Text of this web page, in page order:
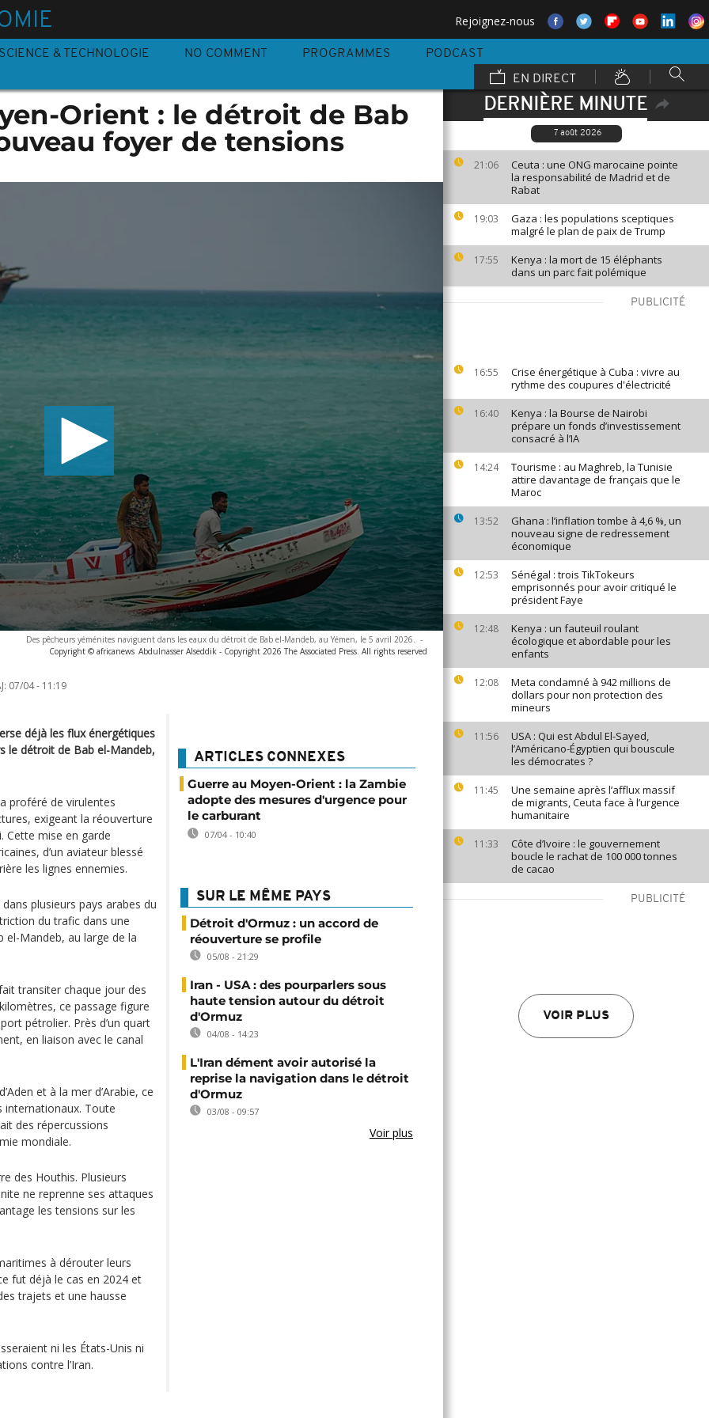
Rejoignez-nous
SCIENCE & TECHNOLOGIE NO COMMENT PROGRAMMES
PODCAST
EN DIRECT
DERNIÈRE MINUTE
7 août 2026
21:06
Ceuta : une ONG marocaine pointe
la responsabilité de Madrid et de
Rabat
19:03
Gaza : les populations sceptiques
malgré le plan de paix de Trump
17:55
Kenya : la mort de 15 éléphants
dans un parc fait polémique
PUBLICITÉ
16:55
Crise énergétique à Cuba : vivre au
rythme des coupures d'électricité
16:40
Kenya : la Bourse de Nairobi
prépare un fonds d’investissement
consacré à l’IA
14:24
Tourisme : au Maghreb, la Tunisie
attire davantage de français que le
Maroc
13:52
Ghana : l’inflation tombe à 4,6 %, un
nouveau signe de redressement
économique
12:53
Sénégal : trois TikTokeurs
emprisonnés pour avoir critiqué le
président Faye
12:48
Kenya : un fauteuil roulant
écologique et abordable pour les
enfants
12:08
Meta condamné à 942 millions de
dollars pour non protection des
mineurs
11:56
USA : Qui est Abdul El-Sayed,
l’Américano-Égyptien qui bouscule
les démocrates ?
11:45
Une semaine après l’afflux massif
de migrants, Ceuta face à l’urgence
humanitaire
11:33
Côte d’Ivoire : le gouvernement
boucle le rachat de 100 000 tonnes
de cacao
PUBLICITÉ
VOIR PLUS
Orient : le détroit de Bab
foyer de tensions
Des pêcheurs yéménites naviguent dans les eaux du détroit de Bab el-Mandeb, au Yémen, le 5 avril 2026. -
Copyright © africanews Abdulnasser Alseddik - Copyright 2026 The Associated Press. All rights reserved
07/04 - 11:19
déjà les flux énergétiques
le détroit de Bab el-Mandeb,
proféré de virulentes
exigeant la réouverture
Cette mise en garde
d’un aviateur blessé
les lignes ennemies.
plusieurs pays arabes du
du trafic dans une
Mandeb, au large de la
transiter chaque jour des
ce passage figure
pétrolier. Près d’un quart
en liaison avec le canal
et à la mer d’Arabie, ce
internationaux. Toute
des répercussions
mondiale.
des Houthis. Plusieurs
ne reprenne ses attaques
les tensions sur les
à dérouter leurs
fut déjà le cas en 2024 et
trajets et une hausse
ni les États-Unis ni
contre l’Iran.
ARTICLES CONNEXES
Guerre au Moyen-Orient : la Zambie
adopte des mesures d'urgence pour
le carburant
07/04 - 10:40
SUR LE MÊME PAYS
Détroit d'Ormuz : un accord de
réouverture se profile
05/08 - 21:29
Iran - USA : des pourparlers sous
haute tension autour du détroit
d'Ormuz
04/08 - 14:23
L'Iran dément avoir autorisé la
reprise la navigation dans le détroit
d'Ormuz
03/08 - 09:57
Voir plus